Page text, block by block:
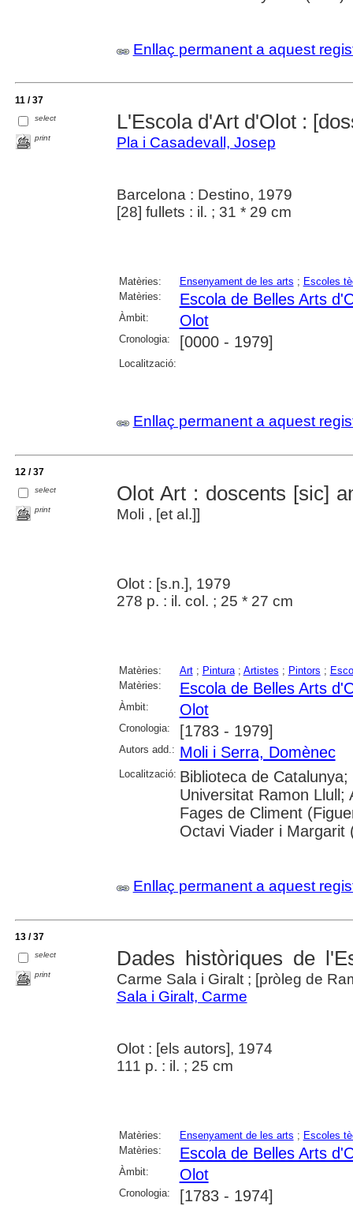
Enllaç permanent a aquest
11 / 37
select
print
L'Escola d'Art d'Olot :
Pla i Casadevall, Josep
Barcelona : Destino, 1979
[28] fullets : il. ; 31 * 29 cm
Matèries: Ensenyament de les arts ; Escoles
Matèries:
Escola de Belles Arts
Àmbit: Olot
Cronologia: [0000 - 1979]
Localització:
Enllaç permanent a aquest
12 / 37
select
print
Olot Art : doscents [sic]
Moli , [et al.]]
Olot : [s.n.], 1979
278 p. : il. col. ; 25 * 27 cm
Matèries: Art; Pintura; Artistes ; Pintors ;
Matèries:
Escola de Belles Arts
Àmbit: Olot
Cronologia: [1783 - 1979]
Autors add.: Moli i Serra, Domènec
Localització: Biblioteca de
Universitat Ramon Llull;
Fages de Climent
Octavi Viader i Margarit
Enllaç permanent a aquest
13 / 37
select
print
Dades històriques de
Carme Sala i Giralt ; [pròleg de
Sala i Giralt, Carme
Olot : [els autors], 1974
111 p. : il. ; 25 cm
Matèries: Ensenyament de les arts ; Escoles
Matèries:
Escola de Belles Arts
Àmbit: Olot
Cronologia: [1783 - 1974]